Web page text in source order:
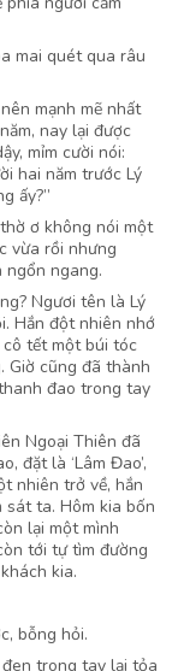
mai quét qua râu
mạnh mẽ nhất
nay lại được
mỉm cười nói:
hai năm trước Lý
ấy?”
ơ không nói một
vừa rồi nhưng
ngang.
Ngươi tên là Lý
Hắn đột nhiên nhớ
tết một búi tóc
Giờ cũng đã thành
đao trong tay
Ngoại Thiên đã
đặt là ‘Lâm Đao’,
nhiên trở về, hắn
sát ta. Hôm kia bốn
lại một mình
tới tự tìm đường
kia.
bỗng hỏi.
trong tay lại tỏa